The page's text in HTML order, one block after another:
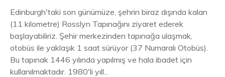
Edinburgh'taki son günümüze, şehrin biraz dışında kalan
(11 kilometre) Rosslyn Tapınağını ziyaret ederek
başlayabiliriz. Şehir merkezinden tapınağa ulaşmak,
otobüs ile yaklaşık 1 saat sürüyor (37 Numaralı Otobüs).
Bu tapınak 1446 yılında yapılmış ve hala ibadet için
kullanılmaktadır. 1980'li yıll...